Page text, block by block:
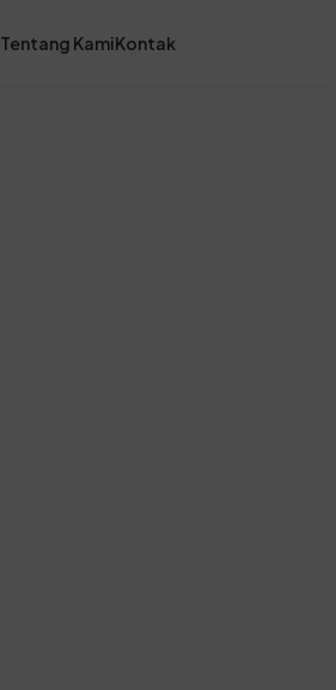
Tentang KamiKontak